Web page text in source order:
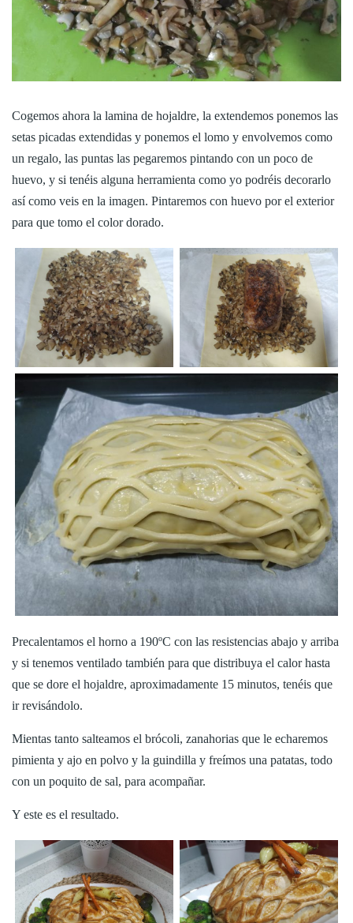
Cogemos ahora la lamina de hojaldre, la extendemos ponemos las
setas picadas extendidas y ponemos el lomo y envolvemos como
un regalo, las puntas las pegaremos pintando con un poco de
huevo, y si tenéis alguna herramienta como yo podréis decorarlo
así como veis en la imagen. Pintaremos con huevo por el exterior
para que tomo el color dorado.
Precalentamos el horno a 190ºC con las resistencias abajo y arriba
y si tenemos ventilado también para que distribuya el calor hasta
que se dore el hojaldre, aproximadamente 15 minutos, tenéis que
ir revisándolo.
Mientas tanto salteamos el brócoli, zanahorias que le echaremos
pimienta y ajo en polvo y la guindilla y freímos una patatas, todo
con un poquito de sal, para acompañar.
Y este es el resultado.